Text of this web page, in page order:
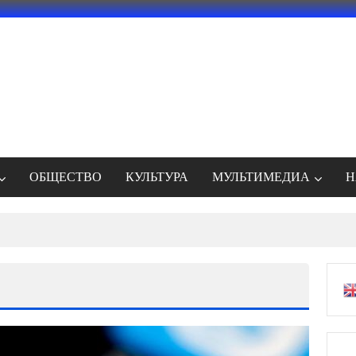
ОБЩЕСТВО КУЛЬТУРА МУЛЬТИМЕДИА